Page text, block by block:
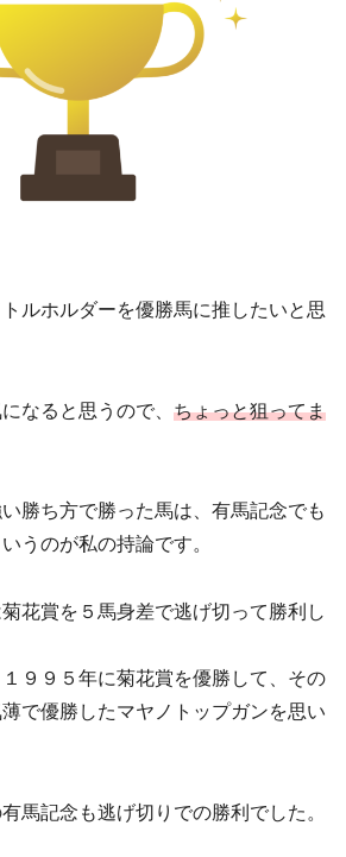
ルホルダーを優勝馬に推したいと思
なると思うので、 ちょっと狙ってま
勝ち方で勝った馬は、有馬記念でも
うのが私の持論です。
花賞を５馬身差で逃げ切って勝利し
９９５年に菊花賞を優勝して、その
で優勝したマヤノトップガンを思い
馬記念も逃げ切りでの勝利でした。